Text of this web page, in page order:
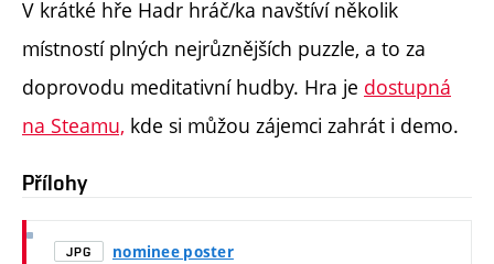
V krátké hře Hadr hráč/ka navštíví několik
místností plných nejrůznějších puzzle, a to za
doprovodu meditativní hudby. Hra je dostupná
na Steamu, kde si můžou zájemci zahrát i demo.
Přílohy
JPG nominee poster